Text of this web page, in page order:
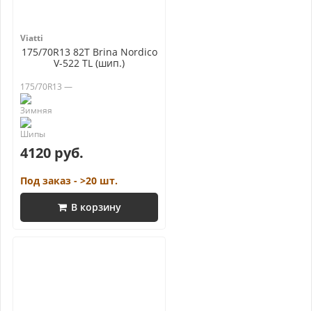
Viatti
175/70R13 82T Brina Nordico
V-522 TL (шип.)
175/70R13 —
4120 руб.
Под заказ - >20 шт.
В корзину